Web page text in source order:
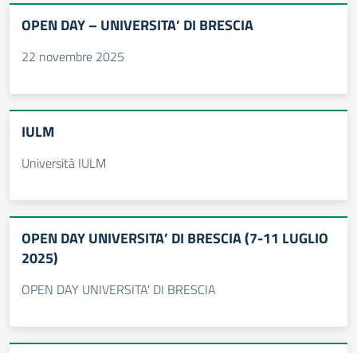
OPEN DAY – UNIVERSITA’ DI BRESCIA
22 novembre 2025
IULM
Università IULM
OPEN DAY UNIVERSITA’ DI BRESCIA (7-11 LUGLIO
2025)
OPEN DAY UNIVERSITA' DI BRESCIA